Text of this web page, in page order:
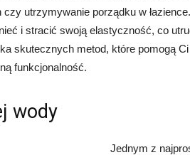
utrzymywanie porządku w
i stracić swoją elastyczność, co
skutecznych metod, które pomogą
funkcjonalność.
wody
Jednym z